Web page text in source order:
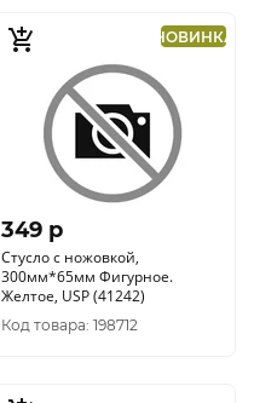
НОВИНКА
349 p
Стусло с ножовкой,
300мм*65мм Фигурное.
Желтое, USP (41242)
Код товара: 198712